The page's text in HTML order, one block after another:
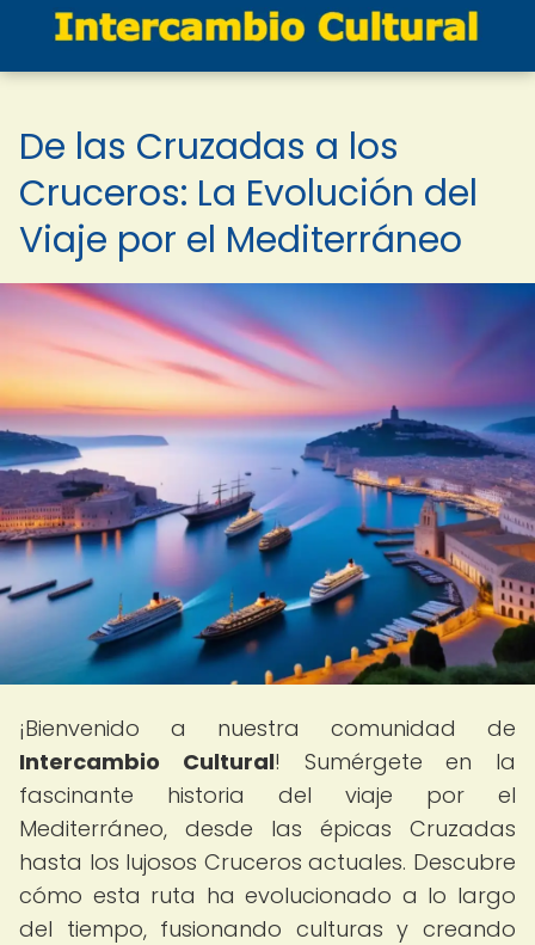
De las Cruzadas a los
Cruceros: La Evolución del
Viaje por el Mediterráneo
¡Bienvenido a nuestra comunidad de
Intercambio Cultural! Sumérgete en la
fascinante historia del viaje por el
Mediterráneo, desde las épicas Cruzadas
hasta los lujosos Cruceros actuales. Descubre
cómo esta ruta ha evolucionado a lo largo
del tiempo, fusionando culturas y creando